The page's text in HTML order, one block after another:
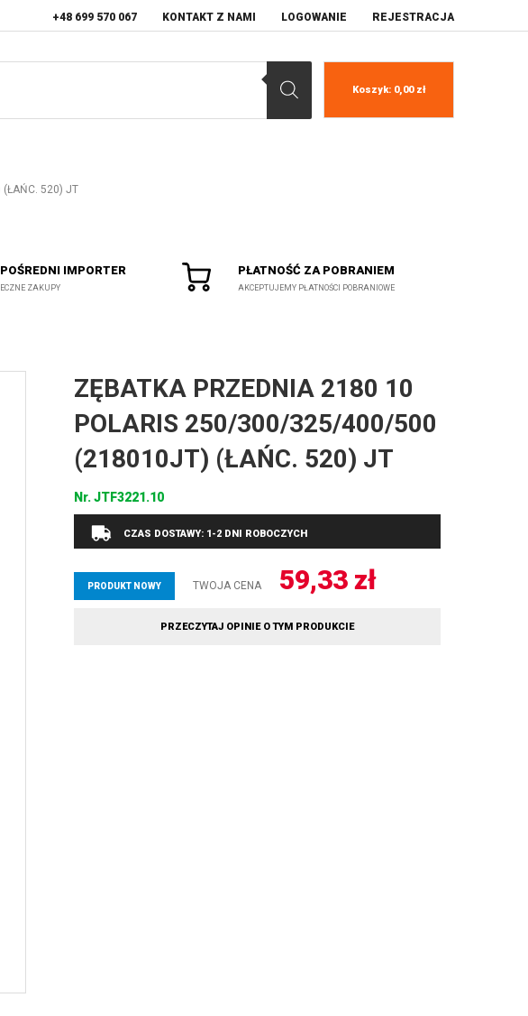
+48 699 570 067 KONTAKT Z NAMI LOGOWANIE REJESTRACJA
Koszyk: 0,00 zł
520) JT
IMPORTER
ZAKUPY
PŁATNOŚĆ ZA POBRANIEM
AKCEPTUJEMY PŁATNOŚCI POBRANIOWE
ZĘBATKA PRZEDNIA 2180 10
POLARIS 250/300/325/400/500
(218010JT) (ŁAŃC. 520) JT
Nr.JTF3221.10
CZAS DOSTAWY: 1-2 DNI ROBOCZYCH
PRODUKT NOWY TWOJA CENA 59,33 zł
PRZECZYTAJ OPINIE O TYM PRODUKCIE